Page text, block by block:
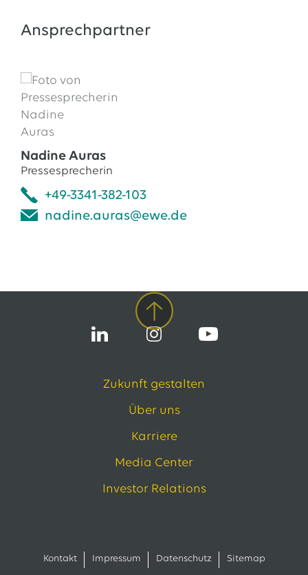
Ansprechpartner
Nadine Auras
Pressesprecherin
+49-3341-382-103
nadine.auras@ewe.de
Zukunft gestalten
Über uns
Karriere
Media Center
Investor Relations
Kontakt Impressum Datenschutz Sitemap